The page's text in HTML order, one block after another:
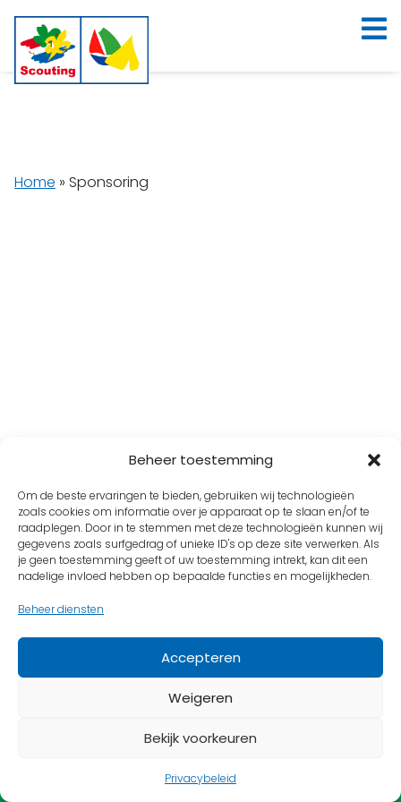
Beheer toestemming
Om de beste ervaringen te bieden, gebruiken wij technologieën
zoals cookies om informatie over je apparaat op te slaan en/of te
raadplegen. Door in te stemmen met deze technologieën kunnen wij
gegevens zoals surfgedrag of unieke ID's op deze site verwerken. Als
je geen toestemming geeft of uw toestemming intrekt, kan dit een
nadelige invloed hebben op bepaalde functies en mogelijkheden.
Beheer diensten
Accepteren
Weigeren
Bekijk voorkeuren
Privacybeleid
Home » Sponsoring
Vind ons op
Dit is de officiële website van Scoutinggroep